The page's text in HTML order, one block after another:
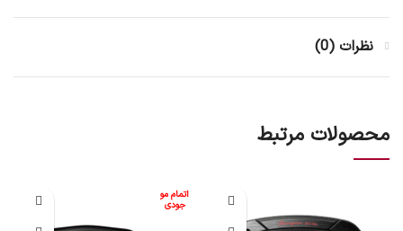
نظرات (0)
محصولات مرتبط
اتمام مو
جودی